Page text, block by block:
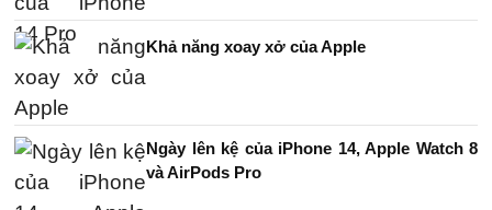
Khả năng xoay xở của Apple
Ngày lên kệ của iPhone 14, Apple Watch 8
và AirPods Pro